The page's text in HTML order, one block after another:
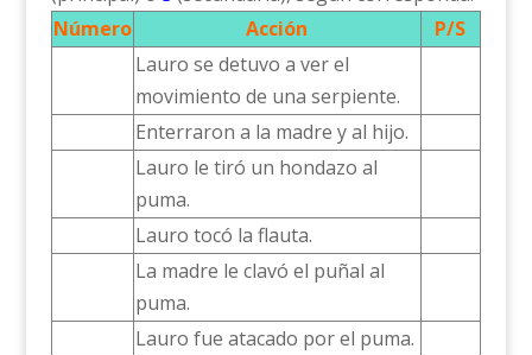
Número
Acción
P/S
Lauro se detuvo a ver el
movimiento de una serpiente.
Enterraron a la madre y al hijo.
Lauro le tiró un hondazo al
puma.
Lauro tocó la flauta.
La madre le clavó el puñal al
puma.
Lauro fue atacado por el puma.